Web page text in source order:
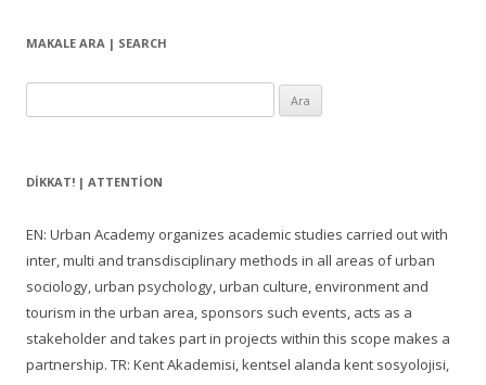
MAKALE ARA | SEARCH
DIKKAT! | ATTENTION
EN: Urban Academy organizes academic studies carried out with
inter, multi and transdisciplinary methods in all areas of urban
sociology, urban psychology, urban culture, environment and
tourism in the urban area, sponsors such events, acts as a
stakeholder and takes part in projects within this scope makes a
partnership. TR: Kent Akademisi, kentsel alanda kent sosyolojisi,